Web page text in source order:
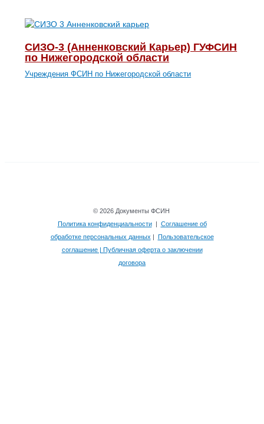
СИЗО-3 (Анненковский Карьер) ГУФСИН
по Нижегородской области
Учреждения ФСИН по Нижегородской области
© 2026 Документы ФСИН
Политика конфиденциальности| Соглашение об
обработке персональных данных | Пользовательское
соглашение | Публичная оферта о заключении
договора